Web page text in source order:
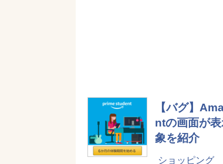
【バグ】
ntの画面が
象を紹介
ショッピング